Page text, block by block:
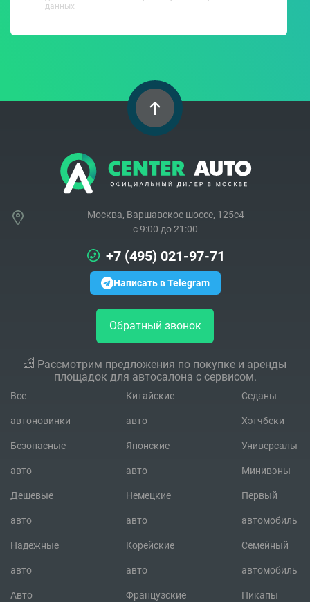
данных
Москва, Варшавское шоссе, 125с4
c 9:00 до 21:00
+7 (495) 021-97-71
Написать в Telegram
Обратный звонок
Рассмотрим предложения по покупке и аренды
площадок для автосалона с сервисом.
Все
автоновинки
Безопасные
авто
Дешевые
авто
Надежные
авто
Авто
Китайские
авто
Японские
авто
Немецкие
авто
Корейские
авто
Французские
Седаны
Хэтчбеки
Универсалы
Минивэны
Первый
автомобиль
Семейный
автомобиль
Пикапы